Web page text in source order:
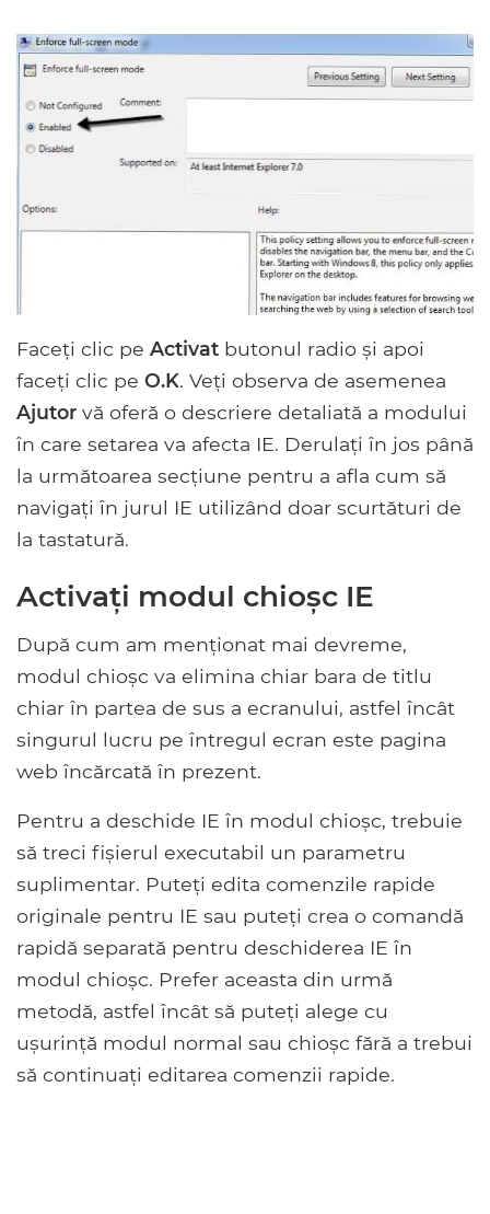
Faceți clic pe Activat butonul radio și apoi
faceți clic pe O.K. Veți observa de asemenea
Ajutor vă oferă o descriere detaliată a modului
în care setarea va afecta IE. Derulați în jos până
la următoarea secțiune pentru a afla cum să
navigați în jurul IE utilizând doar scurtături de
la tastatură.
Activați modul chioșc IE
După cum am menționat mai devreme,
modul chioșc va elimina chiar bara de titlu
chiar în partea de sus a ecranului, astfel încât
singurul lucru pe întregul ecran este pagina
web încărcată în prezent.
Pentru a deschide IE în modul chioșc, trebuie
să treci fișierul executabil un parametru
suplimentar. Puteți edita comenzile rapide
originale pentru IE sau puteți crea o comandă
rapidă separată pentru deschiderea IE în
modul chioșc. Prefer aceasta din urmă
metodă, astfel încât să puteți alege cu
ușurință modul normal sau chioșc fără a trebui
să continuați editarea comenzii rapide.